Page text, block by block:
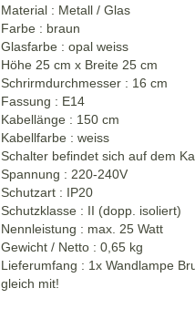
Material : Metall / Glas
Farbe : braun
Glasfarbe : opal weiss
Höhe 25 cm x Breite 25 cm
Schrirmdurchmesser : 16 cm
Fassung : E14
Kabellänge : 150 cm
Kabellfarbe : weiss
Schalter befindet sich auf dem
Spannung : 220-240V
Schutzart : IP20
Schutzklasse : II (dopp. isoliert)
Nennleistung : max. 25 Watt
Gewicht / Netto : 0,65 kg
Lieferumfang : 1x Wandlampe
gleich mit!